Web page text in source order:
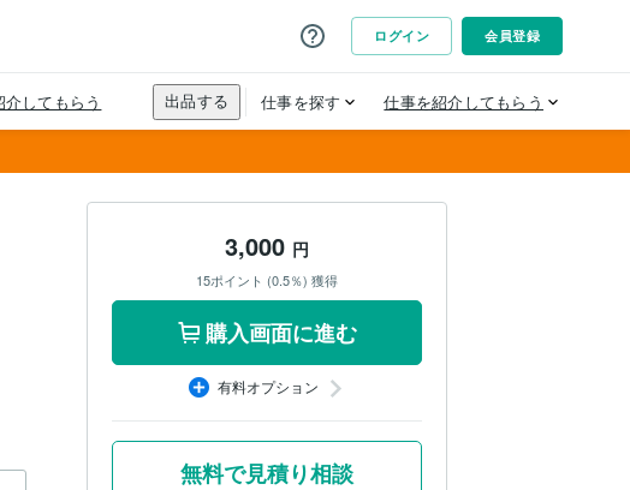
3,000 円
15ポイント (0.5％) 獲得
購入画面に進む
有料オプション
無料で見積り相談